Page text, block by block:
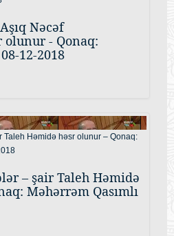
Nəcəf
olunur - Qonaq:
12-2018
– şair Taleh Həmidə
Məhərrəm Qasımlı